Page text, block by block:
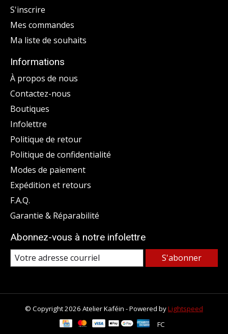
S'inscrire
Mes commandes
Ma liste de souhaits
Informations
À propos de nous
Contactez-nous
Boutiques
Infolettre
Politique de retour
Politique de confidentialité
Modes de paiement
Expédition et retours
F.A.Q.
Garantie & Réparabilité
Abonnez-vous à notre infolettre
S'abonner
© Copyright 2026 Atelier Kaféin - Powered byLightspeed
FC